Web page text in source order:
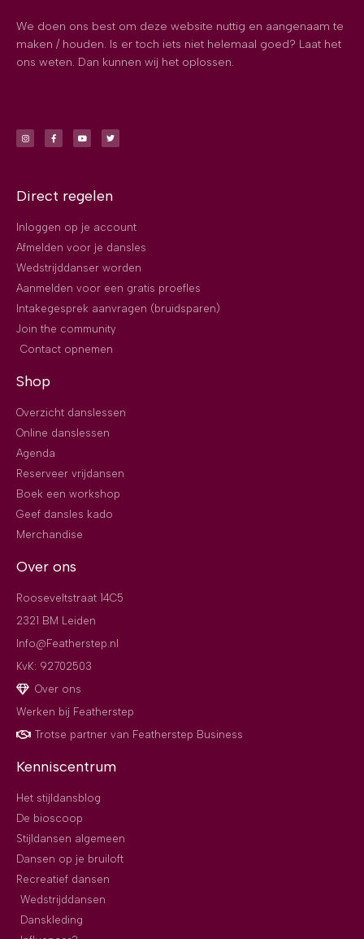
We doen ons best om deze website nuttig en aangenaam te
maken / houden. Is er toch iets niet helemaal goed? Laat het
ons weten. Dan kunnen wij het oplossen.
Direct regelen
Inloggen op je account
Afmelden voor je dansles
Wedstrijddanser worden
Aanmelden voor een gratis proefles
Intakegesprek aanvragen (bruidsparen)
Join the community
Contact opnemen
Shop
Overzicht danslessen
Online danslessen
Agenda
Reserveer vrijdansen
Boek een workshop
Geef dansles kado
Merchandise
Over ons
Rooseveltstraat 14C5
2321 BM Leiden
Info@Featherstep.nl
KvK: 92702503
Over ons
Werken bij Featherstep
Trotse partner van Featherstep Business
Kenniscentrum
Het stijldansblog
De bioscoop
Stijldansen algemeen
Dansen op je bruiloft
Recreatief dansen
Wedstrijddansen
Danskleding